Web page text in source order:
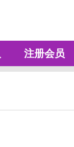
注册会员